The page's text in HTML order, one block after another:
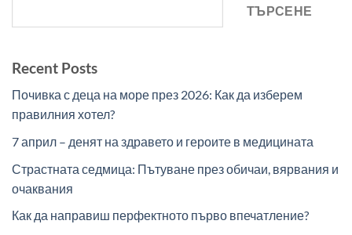
ТЪРСЕНЕ
Recent Posts
Почивка с деца на море през 2026: Как да изберем
правилния хотел?
7 април – денят на здравето и героите в медицината
Страстната седмица: Пътуване през обичаи, вярвания и
очаквания
Как да направиш перфектното първо впечатление?